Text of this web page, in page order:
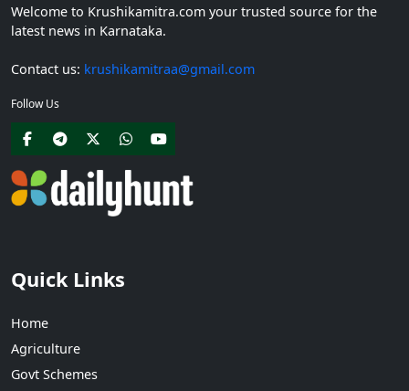
Welcome to Krushikamitra.com your trusted source for the
latest news in Karnataka.
Contact us: krushikamitraa@gmail.com
Follow Us
Quick Links
Home
Agriculture
Govt Schemes